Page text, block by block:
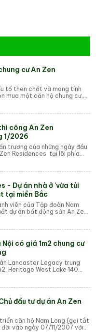
cư An Zen
tố then chốt và mang tính
mua một căn hộ chung cư.
công An Zen
1/2026
trương của những ngày đầu
Residences tại lõi phía
- Dự án nhà ở 'vừa túi
tại miền Bắc
viên của Tập đoàn Nam
dự án bất động sản An Zen
có giá 1m2 chung cư
Lancaster Legacy trung
Heritage West Lake 140
đầu tư dự án An Zen
căn hộ Nam Long (gọi tắt
đời vào ngày 07/11/2007 với